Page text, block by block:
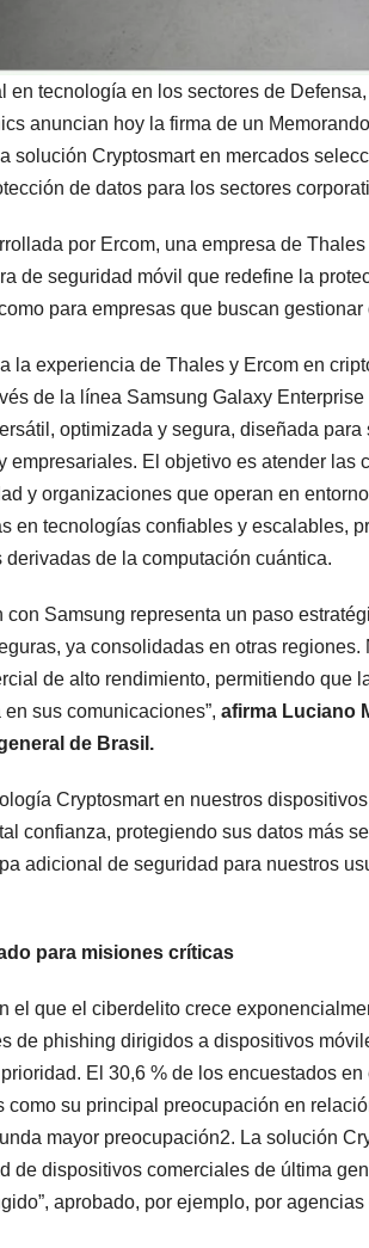
en tecnología en los sectores de
anuncian hoy la firma de un
solución Cryptosmart en mercados
de datos para los sectores
por Ercom, una empresa de
de seguridad móvil que redefine la
para empresas que buscan
la experiencia de Thales y Ercom en
de la línea Samsung Galaxy
optimizada y segura, diseñada
empresariales. El objetivo es atender
y organizaciones que operan en
en tecnologías confiables y escalables,
derivadas de la computación cuántica.
con Samsung representa un paso
ya consolidadas en otras
de alto rendimiento, permitiendo que
sus comunicaciones”, afirma Luciano
de Brasil.
Cryptosmart en nuestros
confianza, protegiendo sus datos más
adicional de seguridad para nuestros
para misiones críticas
el que el ciberdelito crece
de phishing dirigidos a dispositivos
El 30,6 % de los encuestados en
como su principal preocupación en
mayor preocupación2. La solución
de dispositivos comerciales de última
aprobado, por ejemplo, por